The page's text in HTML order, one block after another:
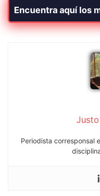
Encuentra aquí los
Periodista corresponsal